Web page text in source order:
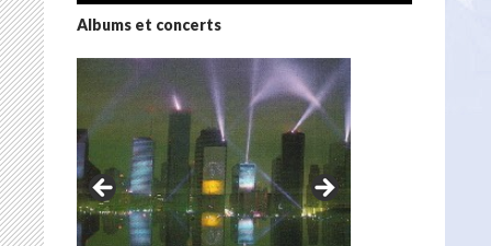
Albums et concerts